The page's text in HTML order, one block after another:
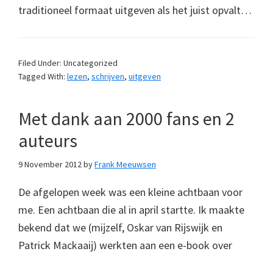
traditioneel formaat uitgeven als het juist opvalt…
Filed Under: Uncategorized
Tagged With: lezen, schrijven, uitgeven
Met dank aan 2000 fans en 2
auteurs
9 November 2012 byFrank Meeuwsen
De afgelopen week was een kleine achtbaan voor
me. Een achtbaan die al in april startte. Ik maakte
bekend dat we (mijzelf, Oskar van Rijswijk en
Patrick Mackaaij) werkten aan een e-book over